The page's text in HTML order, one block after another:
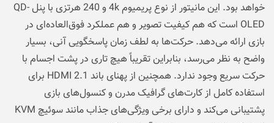
خواهد بود. این مانیتور از نوع پریمیوم 4k و 240 هرتزی با پنل QD-
OLED است که هم کیفیت تصویر و هم عملکرد فوق‌العاده‌ای در
بازی ارائه می‌دهد. حرکت‌ها به لطف زمان پاسخگویی آنی، بسیار
واضح به نظر می‌رسد، بنابراین تقریباً هیچ تاری در پشت اجسام با
حرکت سریع وجود ندارد. همچنین از پهنای باند HDMI 2.1 برای
استفاده کامل از کارت‌های گرافیک مدرن و کنسول‌های بازی
پشتیبانی می‌کند و دارای برخی ویژگی‌های جذاب مانند سوئیچ KVM